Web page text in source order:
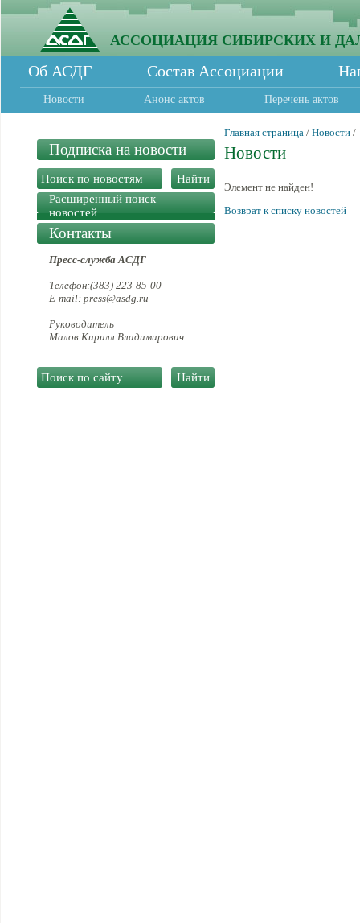
АССОЦИАЦИЯ СИБИРСКИХ И
Об АСДГ Состав Ассоциации
Новости Анонс актов Перечень актов
Подписка на новости
Расширенный поиск
новостей
Контакты
Пресс-служба АСДГ
Телефон:(383) 223-85-00
E-mail: press@asdg.ru
Руководитель
Малов Кирилл Владимирович
Главная страница / Новости /
Новости
Элемент не найден!
Возврат к списку новостей